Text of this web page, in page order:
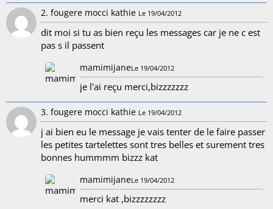
2. fougere mocci kathie Le 19/04/2012
dit moi si tu as bien reçu les messages car je ne c est
pas s il passent
mamimijaneLe 19/04/2012
je l'ai reçu merci,bizzzzzzz
3. fougere mocci kathie Le 19/04/2012
j ai bien eu le message je vais tenter de le faire passer
les petites tartelettes sont tres belles et surement tres
bonnes hummmm bizzz kat
mamimijaneLe 19/04/2012
merci kat ,bizzzzzzzz